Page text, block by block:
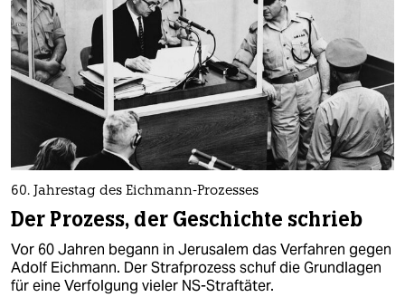
60. Jahrestag des Eichmann-Prozesses
Der Prozess, der Geschichte schrieb
Vor 60 Jahren begann in Jerusalem das Verfahren gegen
Adolf Eichmann. Der Strafprozess schuf die Grundlagen
für eine Verfolgung vieler NS-Straftäter.